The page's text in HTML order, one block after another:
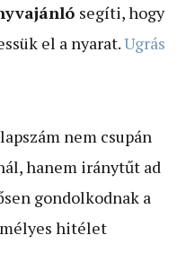
segíti, hogy
el a nyarat.Ugrás
nem csupán
hanem iránytűt ad
gondolkodnak a
hitélet